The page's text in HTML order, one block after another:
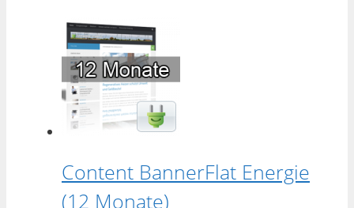
Content BannerFlat Energie
(12 Monate)